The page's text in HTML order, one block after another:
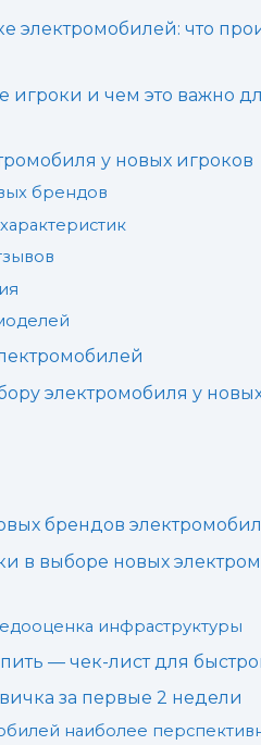
электромобилей: что
и чем это важно
у новых игроков
брендов
электромобиля у
брендов
в выборе новых
инфраструктуры
— чек-лист для
за первые 2 недели
наиболее